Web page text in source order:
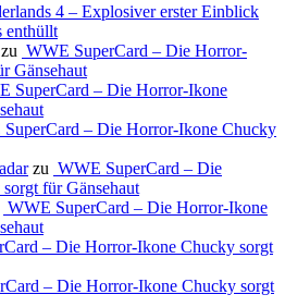
4 – Explosiver erster Einblick
enthüllt
WWE SuperCard – Die Horror-
Gänsehaut
SuperCard – Die Horror-Ikone
– Die Horror-Ikone Chucky
zu WWE SuperCard – Die
für Gänsehaut
WWE SuperCard – Die Horror-Ikone
– Die Horror-Ikone Chucky sorgt
– Die Horror-Ikone Chucky sorgt